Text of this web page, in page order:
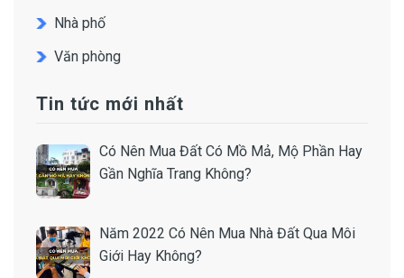
Nhà phố
Văn phòng
Tin tức mới nhất
Có Nên Mua Đất Có Mồ Mả, Mộ Phần Hay
Gần Nghĩa Trang Không?
Năm 2022 Có Nên Mua Nhà Đất Qua Môi
Giới Hay Không?